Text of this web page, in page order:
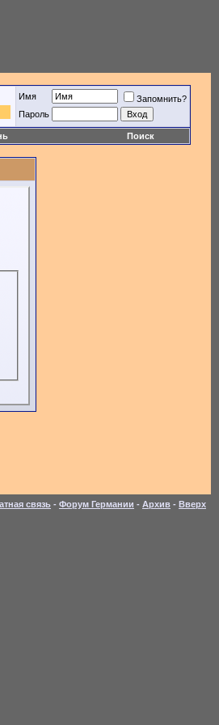
Имя
Запомнить?
Пароль
Поиск
связь - Форум Германии - Архив - Вверх